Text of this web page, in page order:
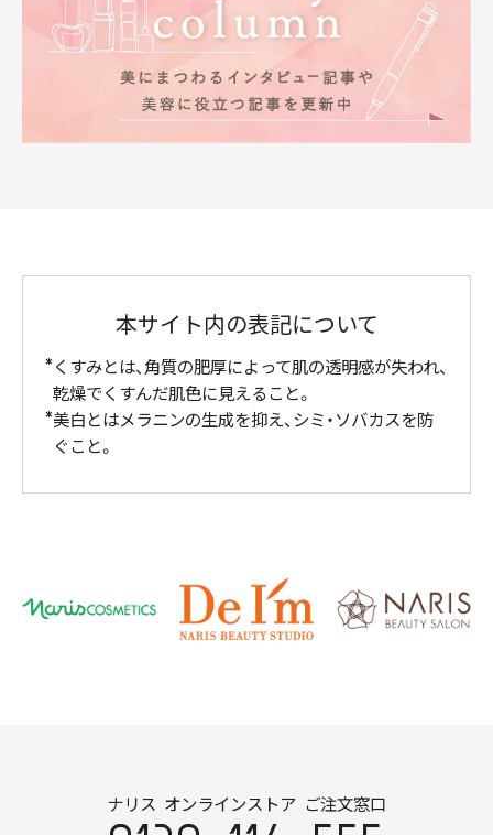
本サイト内の表記について
くすみとは、角質の肥厚によって肌の透明感が失われ、
乾燥でくすんだ肌色に見えること。
美白とはメラニンの生成を抑え、シミ・ソバカスを防
ぐこと。
ナリス オンラインストア ご注文窓口